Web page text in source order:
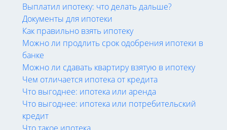
Выплатил ипотеку: что делать дальше?
Документы для ипотеки
Как правильно взять ипотеку
Можно ли продлить срок одобрения ипотеки в
банке
Можно ли сдавать квартиру взятую в ипотеку
Чем отличается ипотека от кредита
Что выгоднее: ипотека или аренда
Что выгоднее: ипотека или потребительский
кредит